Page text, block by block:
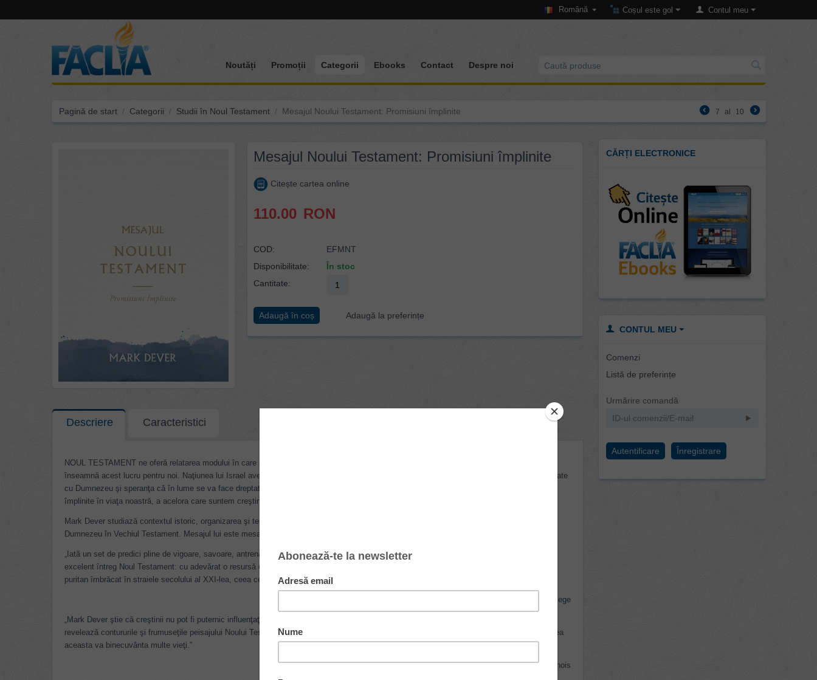
Contul meu
Coșul este gol
Română
Noutăți Promoții Categorii Ebooks Contact Despre noi
Pagină de start / Categorii / Studii în Noul Testament / Mesajul Noului Testament: Promisiuni împlinite 7 al 10
Mesajul Noului Testament: Promisiuni împlinite
Citește cartea online
110.00 RON
COD:
EFMNT
Disponibilitate:
În stoc
Cantitate:
Adaugă în coș Adaugă la preferințe
Descriere Caracteristici
NOUL TESTAMENT ne oferă relatarea modului în care au fost împlinite promisiunile făcute de Dumnezeu în Vechiul Testament - şi ceea ce
înseamnă acest lucru pentru noi. Naţiunea lui Israel avea multe speranţe: speranţa că li se va da un eliberator, speranţa unei părtăşii restaurate
cu Dumnezeu şi speranţa că în lume se va face dreptate. Noul Testament ne arată cum au fost ţinute aceste promisiuni şi cum sunt ele
împlinite în viaţa noastră, a acelora care suntem creştini.
Mark Dever studiază contextul istoric, organizarea şi temele teologice ale fiecărei cărţi din Noul Testament în lumina promisiunilor făcute de
Dumnezeu în Vechiul Testament. Mesajul lui este mesajul Noului Testament, adică mesajul unei speranţe împlinite.
„Iată un set de predici pline de vigoare, savoare, antrenante, concentrate asupra vieţii şi centrate în Dumnezeu, care survolează în mod
excelent întreg Noul Testament: cu adevărat o resursă din care te poţi inspira şi de pe urma căreia câştigi multe foloase. Dr. Dever este un
puritan îmbrăcat în straiele secolului al XXI-lea, ceea ce se şi vede.”
- J. I. PACKER, profesor de teologie, Regent College
„Mark Dever ştie că creştinii nu pot fi puternic influenţaţi de Biblia pe care nu o cunosc. Aşa că aici avem antidotul: un survol biblic care ne
revelează contururile şi frumuseţile peisajului Noului Testament pentru ca acesta să devină un relief geografic familiar sufletului nostru. Cartea
aceasta va binecuvânta multe vieţi.”
- R. KENT HUGHES, pastor, College Church, Wheaton, Illinois
CĂRȚI ELECTRONICE
CONTUL MEU
Comenzi
Listă de preferințe
Urmărire comandă
Autentificare Înregistrare